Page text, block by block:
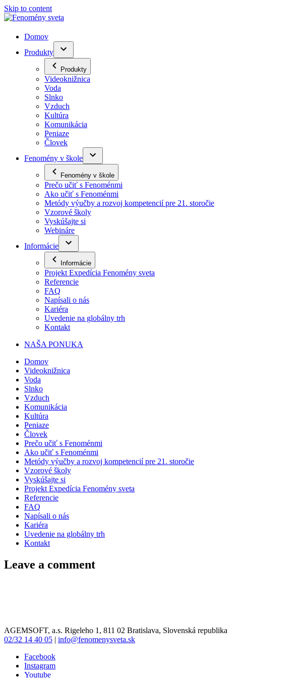
Skip to content
Domov
Produkty
Produkty
Videoknižnica
Voda
Slnko
Vzduch
Kultúra
Komunikácia
Peniaze
Človek
Fenomény v škole
Fenomény v škole
Prečo učiť s Fenoménmi
Ako učiť s Fenoménmi
Metódy výučby a rozvoj kompetencií pre 21. storočie
Vzorové školy
Vyskúšajte si
Webináre
Informácie
Informácie
Projekt Expedícia Fenomény sveta
Referencie
FAQ
Napísali o nás
Kariéra
Uvedenie na globálny trh
Kontakt
NAŠA PONUKA
Domov
Videoknižnica
Voda
Slnko
Vzduch
Komunikácia
Kultúra
Peniaze
Človek
Prečo učiť s Fenoménmi
Ako učiť s Fenoménmi
Metódy výučby a rozvoj kompetencií pre 21. storočie
Vzorové školy
Vyskúšajte si
Projekt Expedícia Fenomény sveta
Referencie
FAQ
Napísali o nás
Kariéra
Uvedenie na globálny trh
Kontakt
Leave a comment
AGEMSOFT, a.s. Rigeleho 1, 811 02 Bratislava, Slovenská republika
02/32 14 40 05 | info@fenomenysveta.sk
Facebook
Instagram
Youtube